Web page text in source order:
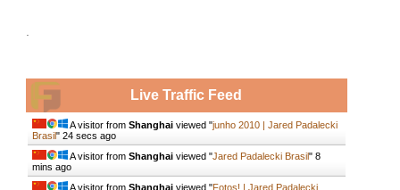
Live Traffic Feed
A visitor from Shanghaiviewed "junho 2010 | Jared Padalecki
Brasil" 25 secs ago
A visitor from Shanghaiviewed "Jared Padalecki Brasil" 8
mins ago
A visitor from Shanghaiviewed "Fotos! | Jared Padalecki